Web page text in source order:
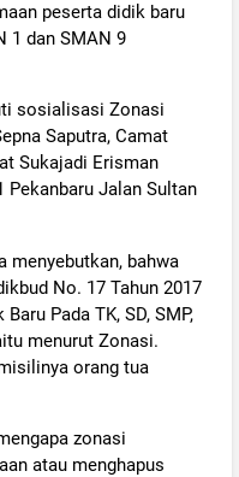
peserta didik baru
1 dan SMAN 9
sosialisasi Zonasi
Saputra, Camat
Sukajadi Erisman
Pekanbaru Jalan Sultan
menyebutkan, bahwa
No. 17 Tahun 2017
Pada TK, SD, SMP,
menurut Zonasi.
orang tua
zonasi
atau menghapus